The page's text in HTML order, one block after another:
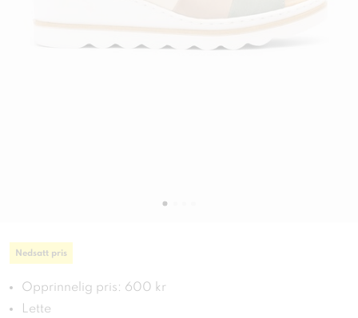
Nedsatt pris
Opprinnelig pris: 600 kr
Lette